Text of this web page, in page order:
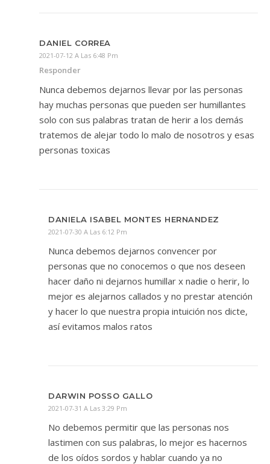
DANIEL CORREA
2021-07-12 A Las 6:48 Pm
Responder
Nunca debemos dejarnos llevar por las personas
hay muchas personas que pueden ser humillantes
solo con sus palabras tratan de herir a los demás
tratemos de alejar todo lo malo de nosotros y esas
personas toxicas
DANIELA ISABEL MONTES HERNANDEZ
2021-07-30 A Las 6:12 Pm
Nunca debemos dejarnos convencer por
personas que no conocemos o que nos deseen
hacer daño ni dejarnos humillar x nadie o herir, lo
mejor es alejarnos callados y no prestar atención
y hacer lo que nuestra propia intuición nos dicte,
así evitamos malos ratos
DARWIN POSSO GALLO
2021-07-31 A Las 3:29 Pm
No debemos permitir que las personas nos
lastimen con sus palabras, lo mejor es hacernos
de los oídos sordos y hablar cuando ya no